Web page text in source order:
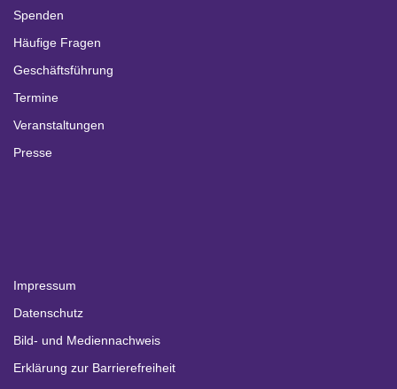
Spenden
Häufige Fragen
Geschäftsführung
Termine
Veranstaltungen
Presse
Impressum
Datenschutz
Bild- und Mediennachweis
Erklärung zur Barrierefreiheit